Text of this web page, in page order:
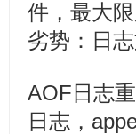
件，最大
劣势：日
AOF日志
日志，